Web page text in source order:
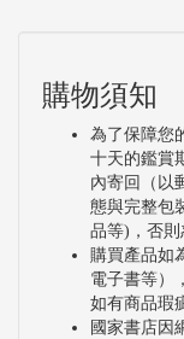
購物須知
為了保障您
十天的鑑賞
內寄回（以
態與完整包
品等)，否則
購買產品如
電子書等）
如有商品瑕
國家書店因